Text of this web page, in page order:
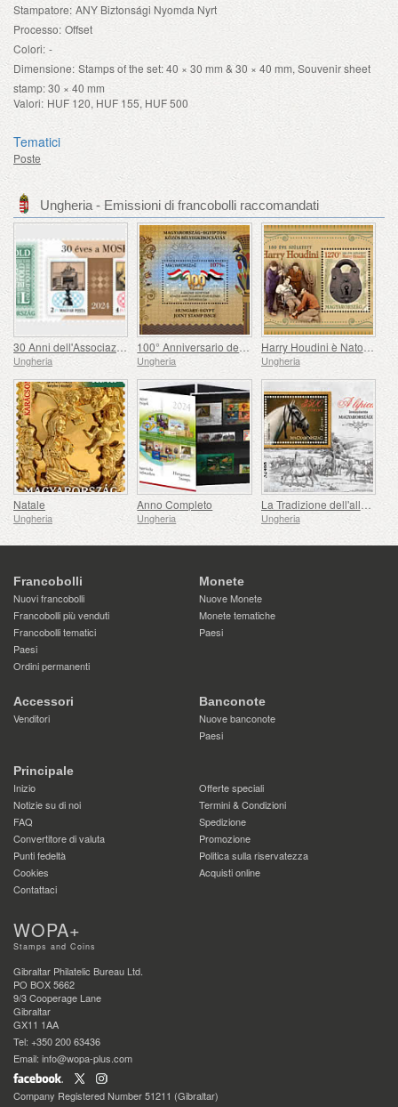
Stampatore: ANY Biztonsági Nyomda Nyrt
Processo: Offset
Colori: -
Dimensione: Stamps of the set: 40 × 30 mm & 30 × 40 mm, Souvenir sheet
stamp: 30 × 40 mm
Valori: HUF 120, HUF 155, HUF 500
Tematici
Poste
Ungheria - Emissioni di francobolli raccomandati
30 Anni dell'Associazione Filatelica Olimpica e Sportiva Ungherese
Ungheria
100° Anniversario dell'instaurazione delle Relazioni Consolari tra Ungheria ed Egitto
Ungheria
Harry Houdini è Nato 150 Anni Fa
Ungheria
Natale
Ungheria
Anno Completo
Ungheria
La Tradizione dell'allevamento dei Cavalli Lipizzani in Ungheria
Ungheria
Francobolli
Nuovi francobolli
Francobolli più venduti
Francobolli tematici
Paesi
Ordini permanenti
Monete
Nuove Monete
Monete tematiche
Paesi
Accessori
Venditori
Banconote
Nuove banconote
Paesi
Principale
Inizio
Offerte speciali
Notizie su di noi
Termini & Condizioni
FAQ
Spedizione
Convertitore di valuta
Promozione
Punti fedeltà
Politica sulla riservatezza
Cookies
Acquisti online
Contattaci
WOPA+
Stamps and Coins
Gibraltar Philatelic Bureau Ltd.
PO BOX 5662
9/3 Cooperage Lane
Gibraltar
GX11 1AA
Tel: +350 200 63436
Email: info@wopa-plus.com
Company Registered Number 51211 (Gibraltar)